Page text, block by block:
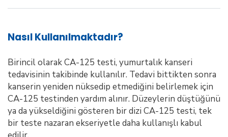
Nasıl Kullanılmaktadır?
Birincil olarak CA-125 testi, yumurtalık kanseri
tedavisinin takibinde kullanılır. Tedavi bittikten sonra
kanserin yeniden nüksedip etmediğini belirlemek için
CA-125 testinden yardım alınır. Düzeylerin düştüğünü
ya da yükseldiğini gösteren bir dizi CA-125 testi, tek
bir teste nazaran ekseriyetle daha kullanışlı kabul